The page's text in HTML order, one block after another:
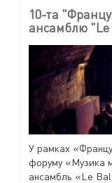
10-та
ансамблю "Le
У рамках
форуму «Музика
ансамбль «Le